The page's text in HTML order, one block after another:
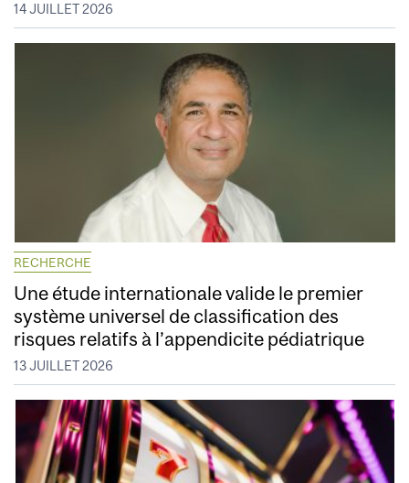
14 JUILLET 2026
RECHERCHE
Une étude internationale valide le premier
système universel de classification des
risques relatifs à l’appendicite pédiatrique
13 JUILLET 2026